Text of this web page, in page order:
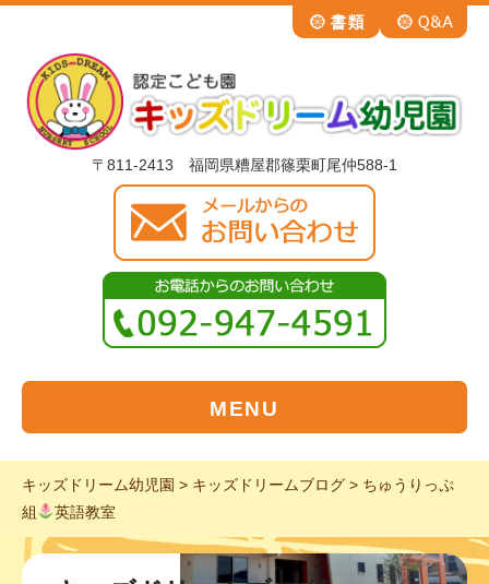
〒811-2413 福岡県糟屋郡篠栗町尾仲588-1
MENU
キッズドリーム幼児園 > キッズドリームブログ > ちゅうりっぷ
組
英語教室